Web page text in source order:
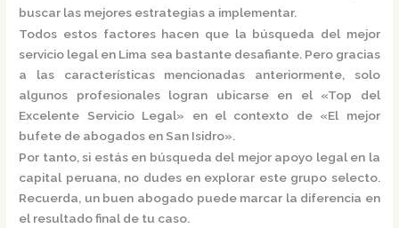
buscar las mejores estrategias a implementar.
Todos estos factores hacen que la búsqueda del mejor
servicio legal en Lima sea bastante desafiante. Pero gracias
a las características mencionadas anteriormente, solo
algunos profesionales logran ubicarse en el «Top del
Excelente Servicio Legal» en el contexto de «El mejor
bufete de abogados en San Isidro».
Por tanto, si estás en búsqueda del mejor apoyo legal en la
capital peruana, no dudes en explorar este grupo selecto.
Recuerda, un buen abogado puede marcar la diferencia en
el resultado final de tu caso.